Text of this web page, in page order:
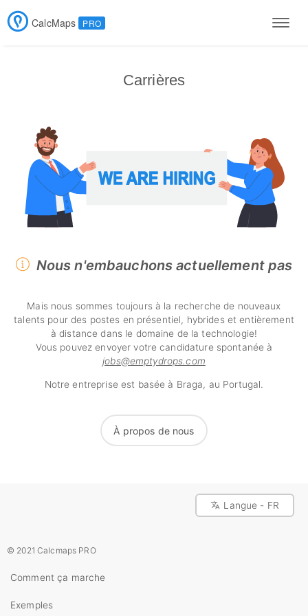
CalcMaps PRO
Carrières
Nous n'embauchons actuellement pas
Mais nous sommes toujours à la recherche de nouveaux
talents pour des postes en présentiel, hybrides et entièrement
à distance dans le domaine de la technologie!
Vous pouvez envoyer votre candidature spontanée à
jobs@emptydrops.com
Notre entreprise est basée à Braga, au Portugal.
À propos de nous
Langue - FR
© 2021 Calcmaps PRO
Comment ça marche
Exemples